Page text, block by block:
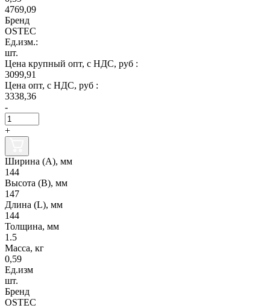
4769,09
Бренд
OSTEC
Ед.изм.:
шт.
Цена крупный опт, с НДС, руб :
3099,91
Цена опт, с НДС, руб :
3338,36
-
+
Ширина (А), мм
144
Высота (В), мм
147
Длина (L), мм
144
Толщина, мм
1.5
Масса, кг
0,59
Ед.изм
шт.
Бренд
OSTEC